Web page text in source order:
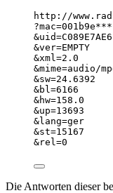
http://
&ver=EMPTY
&xml=2.0
&mime=audio/
&bl=6166
&hw=158.0
&up=13693
&lang=ger
&st=15167
&rel=0
Die Antworten dieser